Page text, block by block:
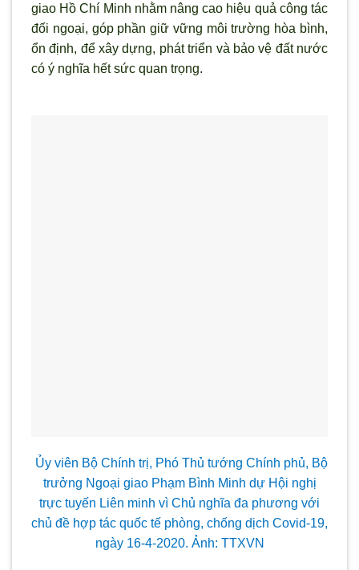
giao Hồ Chí Minh nhằm nâng cao hiệu quả công tác
đối ngoại, góp phần giữ vững môi trường hòa bình,
ổn định, để xây dựng, phát triển và bảo vệ đất nước
có ý nghĩa hết sức quan trọng.
Ủy viên Bộ Chính trị, Phó Thủ tướng Chính phủ, Bộ
trưởng Ngoại giao Phạm Bình Minh dự Hội nghị
trực tuyến Liên minh vì Chủ nghĩa đa phương với
chủ đề hợp tác quốc tế phòng, chống dịch Covid-19,
ngày 16-4-2020. Ảnh: TTXVN